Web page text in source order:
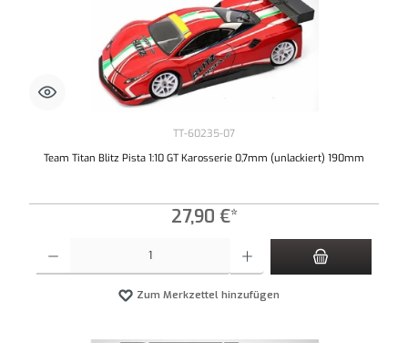
TT-60235-07
Team Titan Blitz Pista 1:10 GT Karosserie 0,7mm (unlackiert) 190mm
27,90 €*
Zum Merkzettel hinzufügen